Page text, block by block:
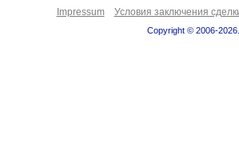
Impressum Условия заключения
Copyright © 2006-